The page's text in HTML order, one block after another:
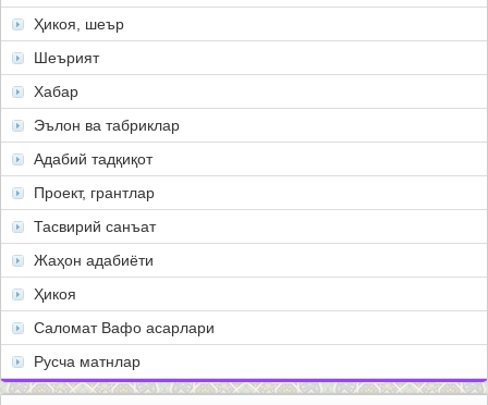
Ҳикоя, шеър
Шеърият
Хабар
Эълон ва табриклар
Адабий тадқиқот
Проект, грантлар
Тасвирий санъат
Жаҳон адабиёти
Ҳикоя
Саломат Вафо асарлари
Русча матнлар